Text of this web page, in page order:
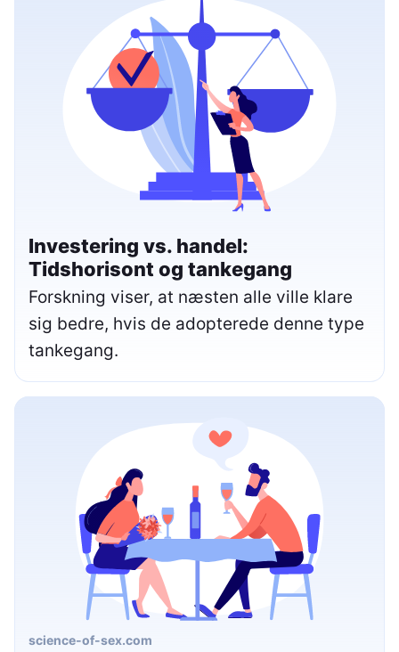
Investering vs. handel:
Tidshorisont og tankegang
Forskning viser, at næsten alle ville klare
sig bedre, hvis de adopterede denne type
tankegang.
science-of-sex.com